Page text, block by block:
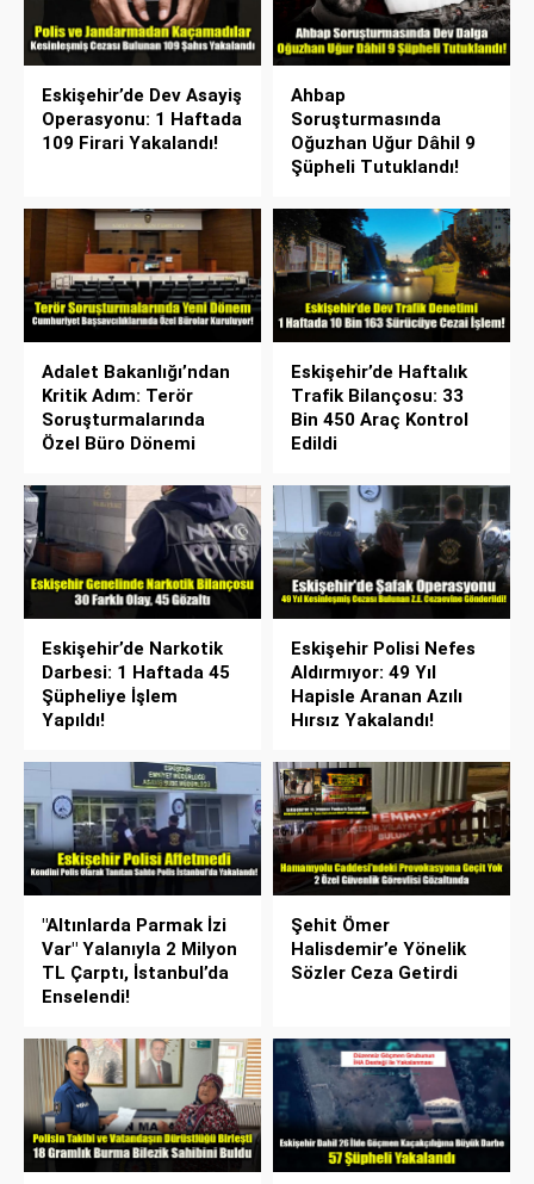
Eskişehir’de Dev Asayiş
Operasyonu: 1 Haftada
109 Firari Yakalandı!
Ahbap
Soruşturmasında
Oğuzhan Uğur Dâhil 9
Şüpheli Tutuklandı!
Adalet Bakanlığı’ndan
Kritik Adım: Terör
Soruşturmalarında
Özel Büro Dönemi
Eskişehir’de Haftalık
Trafik Bilançosu: 33
Bin 450 Araç Kontrol
Edildi
Eskişehir’de Narkotik
Darbesi: 1 Haftada 45
Şüpheliye İşlem
Yapıldı!
Eskişehir Polisi Nefes
Aldırmıyor: 49 Yıl
Hapisle Aranan Azılı
Hırsız Yakalandı!
"Altınlarda Parmak İzi
Var" Yalanıyla 2 Milyon
TL Çarptı, İstanbul’da
Enselendi!
Şehit Ömer
Halisdemir’e Yönelik
Sözler Ceza Getirdi